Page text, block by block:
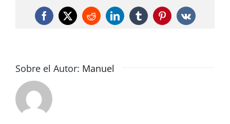
Facebook
X RedditLinkedInTumblrPinterest
Vk
Sobre el Autor: Manuel